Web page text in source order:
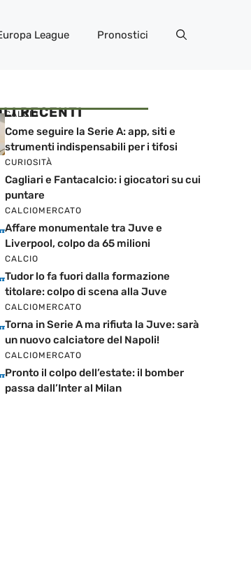
League Pronostici
RECENTI
CALCIO
Come seguire la Serie A: app, siti e
strumenti indispensabili per i tifosi
CURIOSITÀ
Cagliari e Fantacalcio: i giocatori su cui
puntare
CALCIOMERCATO
Affare monumentale tra Juve e
Liverpool, colpo da 65 milioni
CALCIO
Tudor lo fa fuori dalla formazione
titolare: colpo di scena alla Juve
CALCIOMERCATO
Torna in Serie A ma rifiuta la Juve: sarà
un nuovo calciatore del Napoli!
CALCIOMERCATO
Pronto il colpo dell’estate: il bomber
passa dall’Inter al Milan